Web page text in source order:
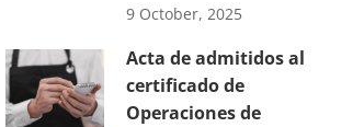
9 October, 2025
Acta de admitidos al
certificado de
Operaciones de